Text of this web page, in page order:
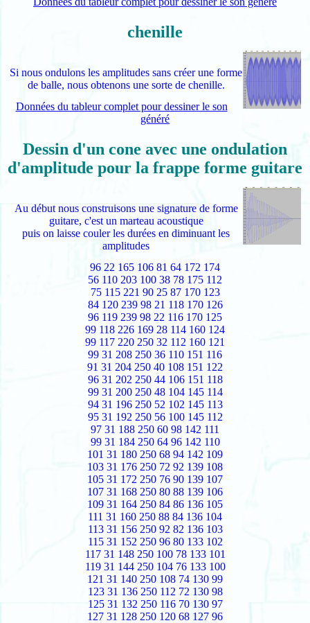
chenille
Si nous ondulons les amplitudes sans créer une forme
de balle, nous obtenons une sorte de chenille.
Données du tableur complet pour dessiner le son
généré
Dessin d'un cone avec une ondulation
d'amplitude pour la frappe forme guitare
Au début nous construisons une signature de forme
guitare, c'est un marteau acoustique
puis on laisse couler les durées en diminuant les
amplitudes
96 22 165 106 81 64 172 174
56 110 203 100 38 78 175 112
75 115 221 90 25 87 170 123
84 120 239 98 21 118 170 126
96 119 239 98 22 116 170 125
99 118 226 169 28 114 160 124
99 117 220 250 32 112 160 121
99 31 208 250 36 110 151 116
91 31 204 250 40 108 151 122
96 31 202 250 44 106 151 118
99 31 200 250 48 104 145 114
94 31 196 250 52 102 145 113
95 31 192 250 56 100 145 112
97 31 188 250 60 98 142 111
99 31 184 250 64 96 142 110
101 31 180 250 68 94 142 109
103 31 176 250 72 92 139 108
105 31 172 250 76 90 139 107
107 31 168 250 80 88 139 106
109 31 164 250 84 86 136 105
111 31 160 250 88 84 136 104
113 31 156 250 92 82 136 103
115 31 152 250 96 80 133 102
117 31 148 250 100 78 133 101
119 31 144 250 104 76 133 100
121 31 140 250 108 74 130 99
123 31 136 250 112 72 130 98
125 31 132 250 116 70 130 97
127 31 128 250 120 68 127 96